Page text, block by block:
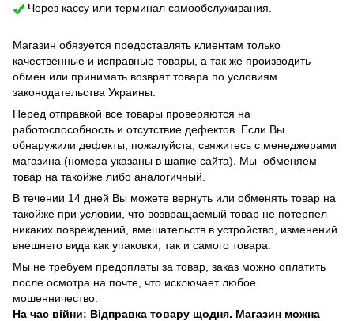
Через кассу или терминал самообслуживания.
Магазин обязуется предоставлять клиентам только
качественные и исправные товары, а так же производить
обмен или принимать возврат товара по условиям
законодательства Украины.
Перед отправкой все товары проверяются на
работоспособность и отсутствие дефектов. Если Вы
обнаружили дефекты, пожалуйста, свяжитесь с менеджерами
магазина (номера указаны в шапке сайта). Мы обменяем
товар на такойже либо аналогичный.
В течении 14 дней Вы можете вернуть или обменять товар на
такойже при условии, что возвращаемый товар не потерпел
никаких повреждений, вмешательств в устройство, изменений
внешнего вида как упаковки, так и самого товара.
Мы не требуем предоплаты за товар, заказ можно оплатить
после осмотра на почте, что исключает любое
мошенничество.
На час війни: Відправка товару щодня. Магазин можна